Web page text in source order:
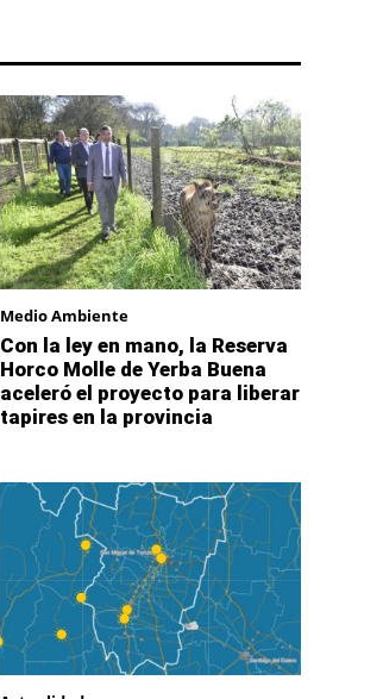
Medio Ambiente
Con la ley en mano, la Reserva
Horco Molle de Yerba Buena
aceleró el proyecto para liberar
tapires en la provincia